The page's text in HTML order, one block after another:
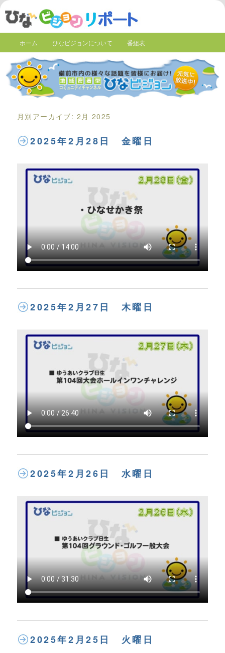
ホーム ひなビジョンについて 番組表
月別アーカイブ: 2月 2025
2025年2月28日 金曜日
2025年2月27日 木曜日
2025年2月26日 水曜日
2025年2月25日 火曜日